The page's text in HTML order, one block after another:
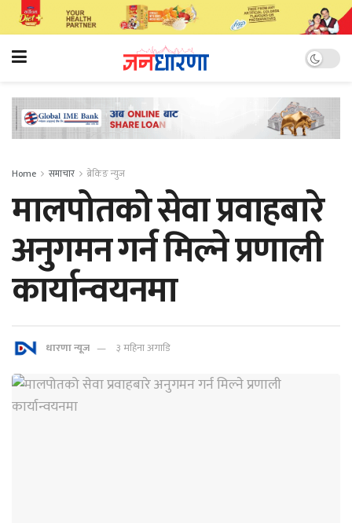
Home समाचार ब्रेकिङ न्युज
मालपोतको सेवा प्रवाहबारे
अनुगमन गर्न मिल्ने प्रणाली
कार्यान्वयनमा
धारणा न्यूज ३ महिना अगाडि